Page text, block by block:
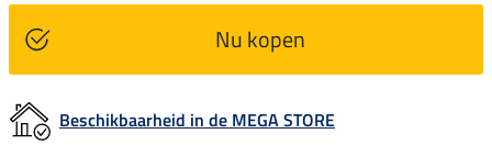
Nu kopen
Beschikbaarheid in de MEGA STORE